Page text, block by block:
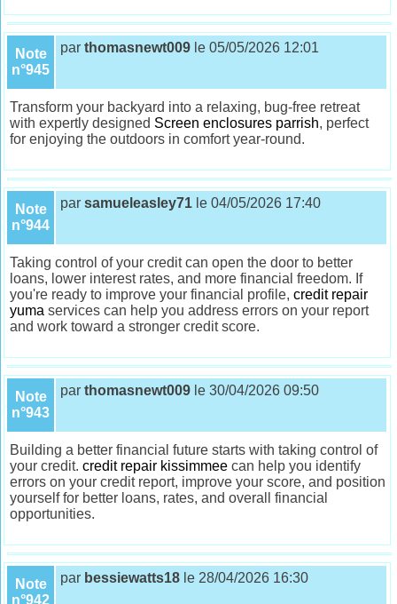
Note
n°945
parthomasnewt009 le 05/05/2026 12:01
Transform your backyard into a relaxing, bug-free retreat
with expertly designed Screen enclosures parrish, perfect
for enjoying the outdoors in comfort year-round.
Note
n°944
parsamueleasley71 le 04/05/2026 17:40
Taking control of your credit can open the door to better
loans, lower interest rates, and more financial freedom. If
you're ready to improve your financial profile,credit repair
yuma services can help you address errors on your report
and work toward a stronger credit score.
Note
n°943
parthomasnewt009 le 30/04/2026 09:50
Building a better financial future starts with taking control of
your credit.credit repair kissimmee can help you identify
errors on your credit report, improve your score, and position
yourself for better loans, rates, and overall financial
opportunities.
Note
n°942
par bessiewatts18 le 28/04/2026 16:30